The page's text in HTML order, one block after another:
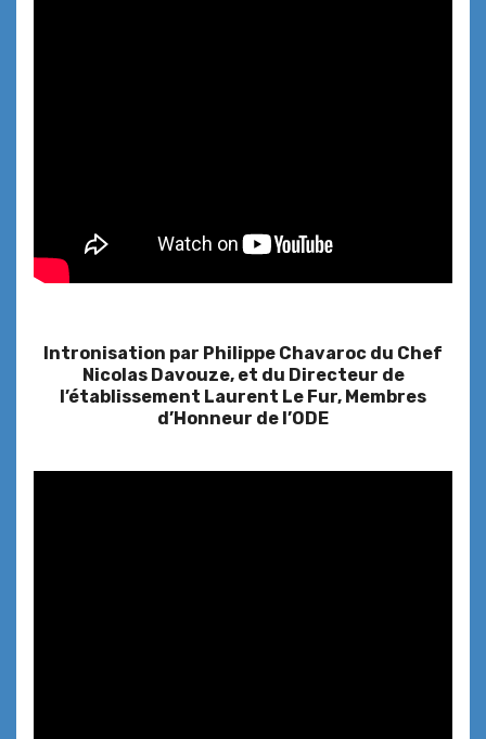
Intronisation par Philippe Chavaroc du Chef
Nicolas Davouze, et du Directeur de
l’établissement Laurent Le Fur, Membres
d’Honneur de l’ODE